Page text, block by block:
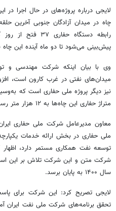
چاه در میدان آزادگان جنوبی آخرین
رابطه دستگاه
پیش‌بینی می‌شود تا دو ماه آینده این
وی با بیان اینکه شرکت مهندسی
نیز دیگر پروژه ملی حفاری است که
متراژ حفاری این چاه‌ها به ۱۲ هزار متر رسیده است.
معاون مدیرعامل شرکت ملی حفاری
ملی حفاری در بخش ارائه خدمات
توسعه نفت همکاری مستمر دارد،
سال ۱۴۰۰ به پایان برسد.
لایجی تصریح کرد: این شرکت برای
تحقق برنامه‌های شرکت ملی نفت ایران